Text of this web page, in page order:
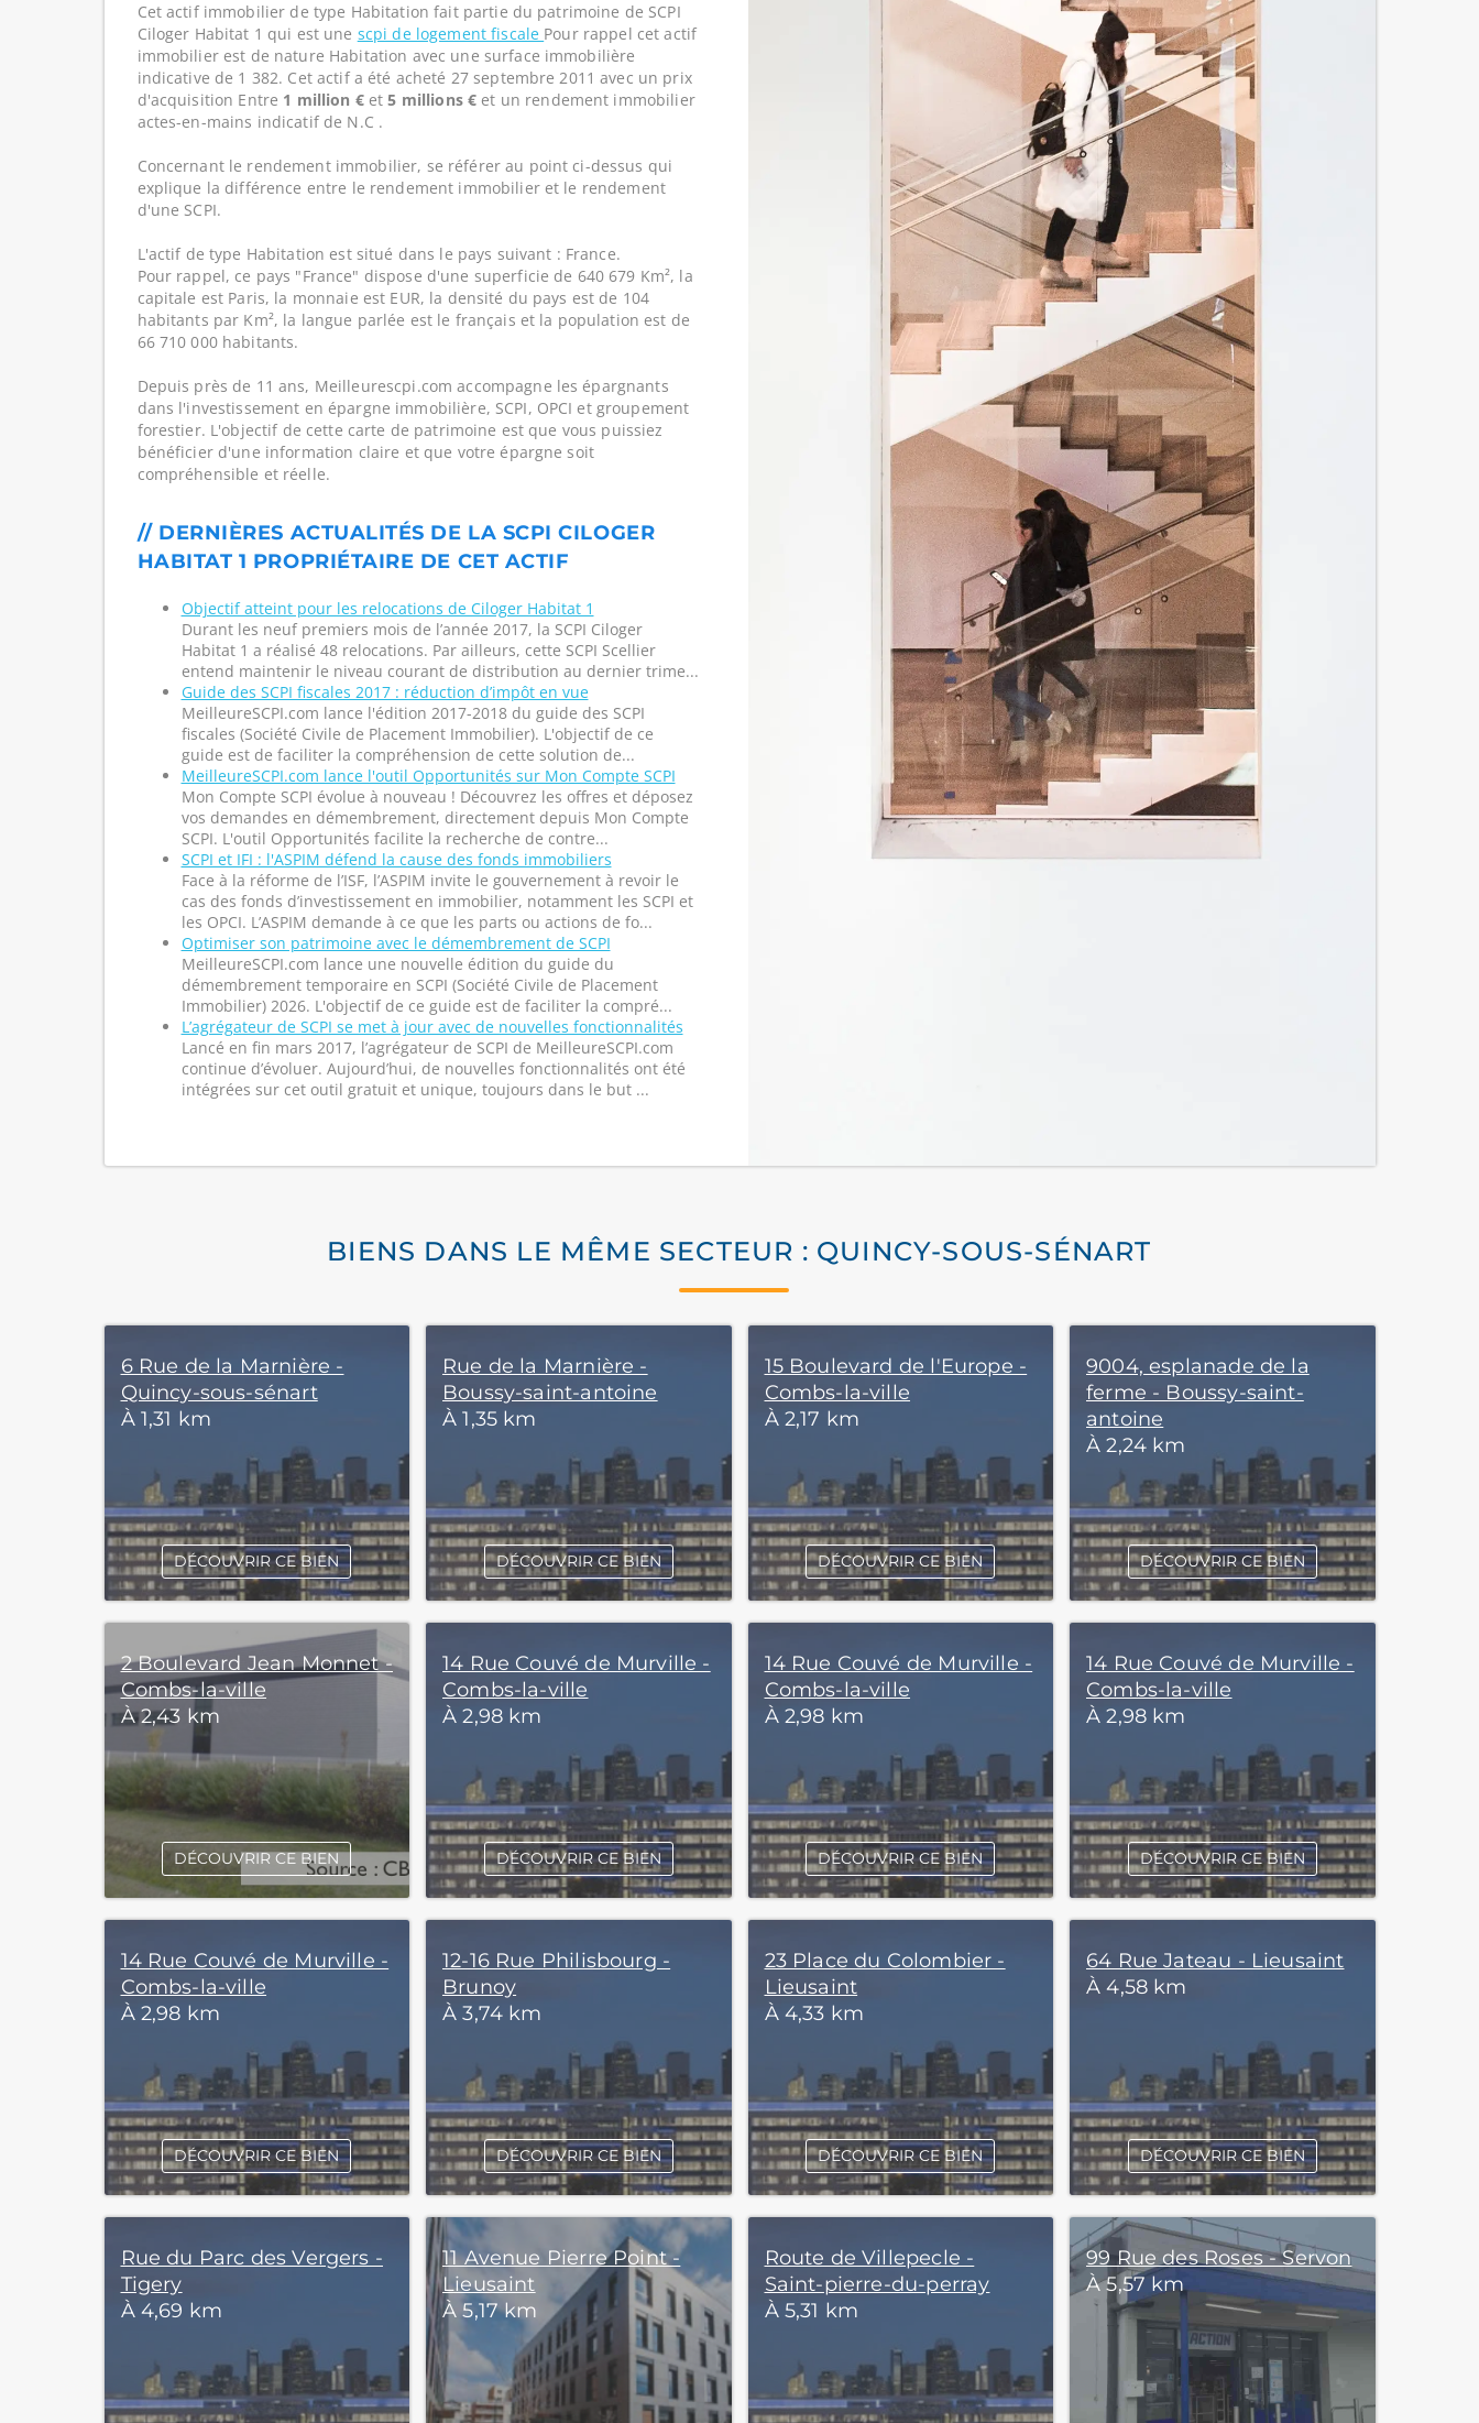
Cet actif immobilier de type Habitation fait partie du patrimoine de SCPI
Ciloger Habitat 1 qui est une scpi de logement fiscale Pour rappel cet actif
immobilier est de nature Habitation avec une surface immobilière
indicative de 1 382. Cet actif a été acheté 27 septembre 2011 avec un prix
d'acquisition Entre 1 million €et5 millions € et un rendement immobilier
actes-en-mains indicatif de N.C .
Concernant le rendement immobilier, se référer au point ci-dessus qui
explique la différence entre le rendement immobilier et le rendement
d'une SCPI.
L'actif de type Habitation est situé dans le pays suivant : France.
Pour rappel, ce pays "France" dispose d'une superficie de 640 679 Km², la
capitale est Paris, la monnaie est EUR, la densité du pays est de 104
habitants par Km², la langue parlée est le français et la population est de
66 710 000 habitants.
Depuis près de 11 ans, Meilleurescpi.com accompagne les épargnants
dans l'investissement en épargne immobilière, SCPI, OPCI et groupement
forestier. L'objectif de cette carte de patrimoine est que vous puissiez
bénéficier d'une information claire et que votre épargne soit
compréhensible et réelle.
// DERNIÈRES ACTUALITÉS DE LA SCPI CILOGER
HABITAT 1 PROPRIÉTAIRE DE CET ACTIF
Objectif atteint pour les relocations de Ciloger Habitat 1
Durant les neuf premiers mois de l’année 2017, la SCPI Ciloger
Habitat 1 a réalisé 48 relocations. Par ailleurs, cette SCPI Scellier
entend maintenir le niveau courant de distribution au dernier trime...
Guide des SCPI fiscales 2017 : réduction d’impôt en vue
MeilleureSCPI.com lance l'édition 2017-2018 du guide des SCPI
fiscales (Société Civile de Placement Immobilier). L'objectif de ce
guide est de faciliter la compréhension de cette solution de...
MeilleureSCPI.com lance l'outil Opportunités sur Mon Compte SCPI
Mon Compte SCPI évolue à nouveau ! Découvrez les offres et déposez
vos demandes en démembrement, directement depuis Mon Compte
SCPI. L'outil Opportunités facilite la recherche de contre...
SCPI et IFI : l'ASPIM défend la cause des fonds immobiliers
Face à la réforme de l’ISF, l’ASPIM invite le gouvernement à revoir le
cas des fonds d’investissement en immobilier, notamment les SCPI et
les OPCI. L’ASPIM demande à ce que les parts ou actions de fo...
Optimiser son patrimoine avec le démembrement de SCPI
MeilleureSCPI.com lance une nouvelle édition du guide du
démembrement temporaire en SCPI (Société Civile de Placement
Immobilier) 2026. L'objectif de ce guide est de faciliter la compré...
L’agrégateur de SCPI se met à jour avec de nouvelles fonctionnalités
Lancé en fin mars 2017, l’agrégateur de SCPI de MeilleureSCPI.com
continue d’évoluer. Aujourd’hui, de nouvelles fonctionnalités ont été
intégrées sur cet outil gratuit et unique, toujours dans le but ...
BIENS DANS LE MÊME SECTEUR : QUINCY-SOUS-SÉNART
6 Rue de la Marnière -
Quincy-sous-sénart
À 1,31 km
DÉCOUVRIR CE BIEN
Rue de la Marnière -
Boussy-saint-antoine
À 1,35 km
DÉCOUVRIR CE BIEN
15 Boulevard de l'Europe -
Combs-la-ville
À 2,17 km
DÉCOUVRIR CE BIEN
9004, esplanade de la
ferme - Boussy-saint-
antoine
À 2,24 km
DÉCOUVRIR CE BIEN
2 Boulevard Jean Monnet -
Combs-la-ville
À 2,43 km
DÉCOUVRIR CE BIEN
14 Rue Couvé de Murville -
Combs-la-ville
À 2,98 km
DÉCOUVRIR CE BIEN
14 Rue Couvé de Murville -
Combs-la-ville
À 2,98 km
DÉCOUVRIR CE BIEN
14 Rue Couvé de Murville -
Combs-la-ville
À 2,98 km
DÉCOUVRIR CE BIEN
14 Rue Couvé de Murville -
Combs-la-ville
À 2,98 km
DÉCOUVRIR CE BIEN
12-16 Rue Philisbourg -
Brunoy
À 3,74 km
DÉCOUVRIR CE BIEN
23 Place du Colombier -
Lieusaint
À 4,33 km
DÉCOUVRIR CE BIEN
64 Rue Jateau - Lieusaint
À 4,58 km
DÉCOUVRIR CE BIEN
Rue du Parc des Vergers -
Tigery
À 4,69 km
11 Avenue Pierre Point -
Lieusaint
À 5,17 km
Route de Villepecle -
Saint-pierre-du-perray
À 5,31 km
99 Rue des Roses - Servon
À 5,57 km